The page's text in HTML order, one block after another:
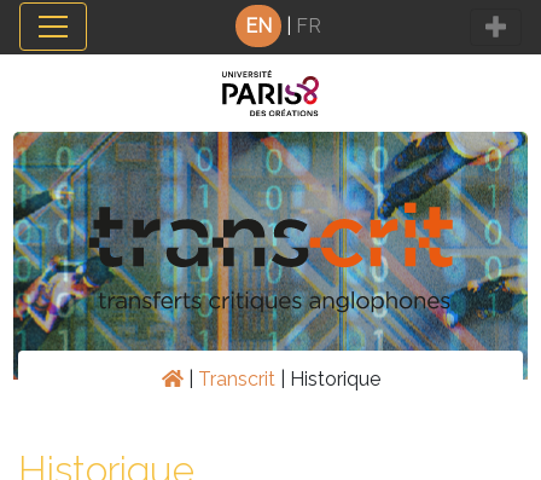
Cookies management panel
EN | FR
Transcrit Historique
Historique